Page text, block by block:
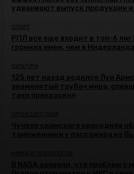
удваивают выпуск продукции
СПОРТ
РПЛ все еще входит в топ-6
громких имен, чем в
КУЛЬТУРА
125 лет назад родился Луи
знаменитый трубач мира,
таки прекрасен»
ПРОИСШЕСТВИЯ